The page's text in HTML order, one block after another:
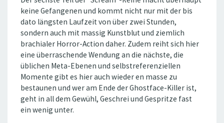
keine Gefangenen und kommt nicht nur mit der bis
dato längsten Laufzeit von über zwei Stunden,
sondern auch mit massig Kunstblut und ziemlich
brachialer Horror-Action daher. Zudem reiht sich hier
eine überraschende Wendung an die nächste, die
üblichen Meta-Ebenen und selbstreferenziellen
Momente gibt es hier auch wieder en masse zu
bestaunen und wer am Ende der Ghostface-Killer ist,
geht in all dem Gewühl, Geschrei und Gespritze fast
ein wenig unter.